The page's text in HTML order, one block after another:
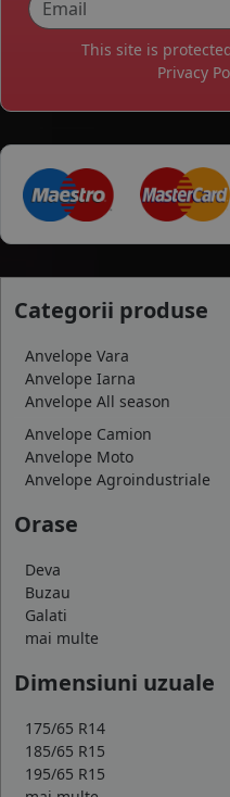
This site is
Privacy
Categorii produse
Anvelope Vara
Anvelope Iarna
Anvelope All season
Anvelope Camion
Anvelope Moto
Anvelope Agroindustriale
Orase
Deva
Buzau
Galati
mai multe
Dimensiuni uzuale
175/65 R14
185/65 R15
195/65 R15